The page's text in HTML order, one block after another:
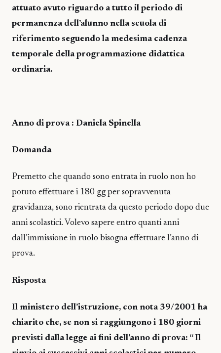
attuato avuto riguardo a tutto il periodo di
permanenza dell’alunno nella scuola di
riferimento seguendo la medesima cadenza
temporale della programmazione didattica
ordinaria.
Anno di prova : Daniela Spinella
Domanda
Premetto che quando sono entrata in ruolo non ho
potuto effettuare i 180 gg per sopravvenuta
gravidanza, sono rientrata da questo periodo dopo due
anni scolastici. Volevo sapere entro quanti anni
dall’immissione in ruolo bisogna effettuare l’anno di
prova.
Risposta
Il ministero dell’istruzione, con nota 39/2001 ha
chiarito che, se non si raggiungono i 180 giorni
previsti dalla legge ai fini dell’anno di prova: “ Il